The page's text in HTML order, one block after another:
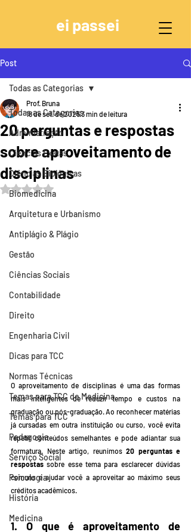
ei passei
Post
Todas as Categorias
Administração
Ciências Exatas
Ciências Biológicas
Biomedicina
Arquitetura e Urbanismo
Antiplágio & Plágio
Gestão
Ciências Sociais
Contabilidade
Direito
Engenharia Civil
Dicas para TCC
Normas Técnicas
Temas para TCC de Medicina
Temas para TCC
Pedagogia
Serviço Social
Psicologia
História
Medicina
Todas as Categorias
20 perguntas e respostas
sobre aproveitamento de
disciplinas
Prof. Bruna
18 de set. de 20253 min de leitura
Avaliado com NaN de 5 estrelas.
O aproveitamento de disciplinas é uma das formas
mais inteligentes de reduzir tempo e custos na
graduação ou pós-graduação. Ao reconhecer matérias
já cursadas em outra instituição ou curso, você evita
repetir conteúdos semelhantes e pode adiantar sua
formatura. Neste artigo, reunimos 20 perguntas e
respostas sobre esse tema para esclarecer dúvidas
comuns e ajudar você a aproveitar ao máximo seus
créditos acadêmicos.
1. O que é aproveitamento de